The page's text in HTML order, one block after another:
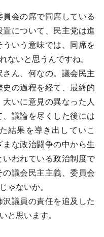
会の席で同席している
について、民主党は進
いう意味では、同席を
ないと思うんですね。
ん、何なの。議会民主
の過程を経て、最終的
いに意見の異なった人
議論を尽くした後には
結果を導き出していこ
な政治闘争の中から生
いわれている政治制度で
議会民主主義、委員会
ゃないか。
議員の責任を追及した
と思います。